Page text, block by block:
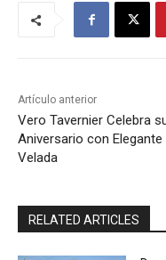
Artículo anterior
Vero Tavernier Celebra
Aniversario con Elegante
Velada
RELATED ARTICLES